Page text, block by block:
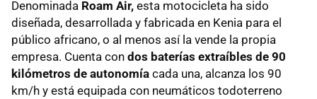
Denominada Roam Air, esta motocicleta ha sido
diseñada, desarrollada y fabricada en Kenia para el
público africano, o al menos así la vende la propia
empresa. Cuenta con dos baterías extraíbles de 90
kilómetros de autonomía cada una, alcanza los 90
km/h y está equipada con neumáticos todoterreno